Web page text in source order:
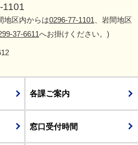
1101
地区内からは0296-77-1101、岩間地区
37-6611へお掛けください。)
各課ご案内
窓口受付時間